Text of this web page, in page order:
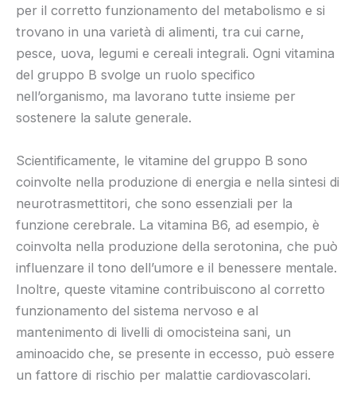
per il corretto funzionamento del metabolismo e si
trovano in una varietà di alimenti, tra cui carne,
pesce, uova, legumi e cereali integrali. Ogni vitamina
del gruppo B svolge un ruolo specifico
nell’organismo, ma lavorano tutte insieme per
sostenere la salute generale.
Scientificamente, le vitamine del gruppo B sono
coinvolte nella produzione di energia e nella sintesi di
neurotrasmettitori, che sono essenziali per la
funzione cerebrale. La vitamina B6, ad esempio, è
coinvolta nella produzione della serotonina, che può
influenzare il tono dell’umore e il benessere mentale.
Inoltre, queste vitamine contribuiscono al corretto
funzionamento del sistema nervoso e al
mantenimento di livelli di omocisteina sani, un
aminoacido che, se presente in eccesso, può essere
un fattore di rischio per malattie cardiovascolari.